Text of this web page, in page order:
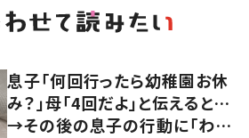
息子「何回行ったら幼稚園お休
み？」母「4回だよ」と伝えると…
→その後の息子の行動に「わか